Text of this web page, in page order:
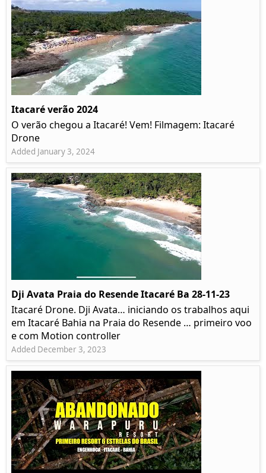
Itacaré verão 2024
O verão chegou a Itacaré! Vem! Filmagem: Itacaré
Drone
Added January 3, 2024
Dji Avata Praia do Resende Itacaré Ba 28-11-23
Itacaré Drone. Dji Avata… iniciando os trabalhos aqui
em Itacaré Bahia na Praia do Resende … primeiro voo
e com Motion controller
Added December 3, 2023